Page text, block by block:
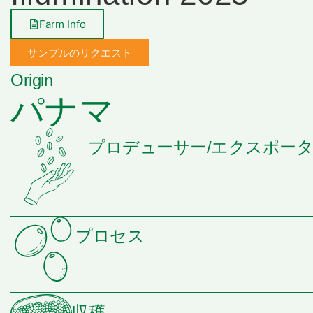
Farm Info
サンプルのリクエスト
Origin
パナマ
プロデューサー/エクスポー
プロセス